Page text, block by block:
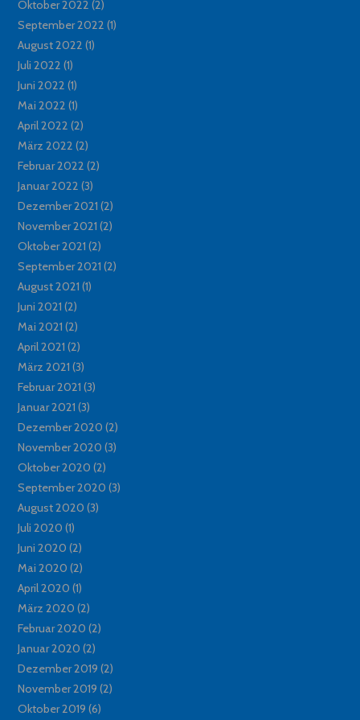
Oktober 2022 (2)
September 2022 (1)
August 2022 (1)
Juli 2022 (1)
Juni 2022 (1)
Mai 2022 (1)
April 2022 (2)
März 2022 (2)
Februar 2022 (2)
Januar 2022 (3)
Dezember 2021 (2)
November 2021 (2)
Oktober 2021 (2)
September 2021 (2)
August 2021 (1)
Juni 2021 (2)
Mai 2021 (2)
April 2021 (2)
März 2021 (3)
Februar 2021 (3)
Januar 2021 (3)
Dezember 2020 (2)
November 2020 (3)
Oktober 2020 (2)
September 2020 (3)
August 2020 (3)
Juli 2020 (1)
Juni 2020 (2)
Mai 2020 (2)
April 2020 (1)
März 2020 (2)
Februar 2020 (2)
Januar 2020 (2)
Dezember 2019 (2)
November 2019 (2)
Oktober 2019 (6)